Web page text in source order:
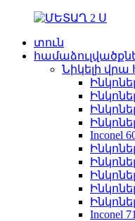
տուն
Նիկելի վրա
Ինկոնել
Inconel
Inconel